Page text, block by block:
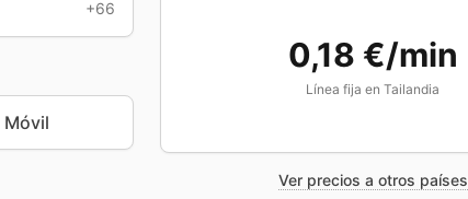
+66
Móvil
0,18 €/min
Línea fija en Tailandia
Ver precios a otros países